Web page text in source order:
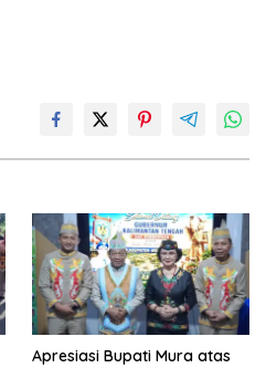
Apresiasi Bupati Mura atas